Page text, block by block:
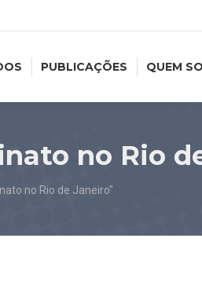
PUBLICAÇÕES QUEM
no Rio
no Rio de Janeiro"